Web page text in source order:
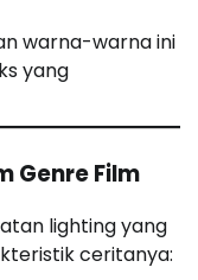
warna-warna ini
yang
Genre Film
lighting yang
ceritanya: